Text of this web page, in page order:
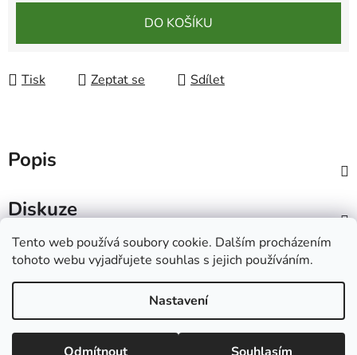
Tento web používá soubory cookie. Dalším procházením
tohoto webu vyjadřujete souhlas s jejich používáním.
Nastavení
DO KOŠÍKU
Tisk Zeptat se Sdílet
Popis
Diskuze
Ecolove.cz Obchodní podmínky Kontakty
Vytvořil Shoptet